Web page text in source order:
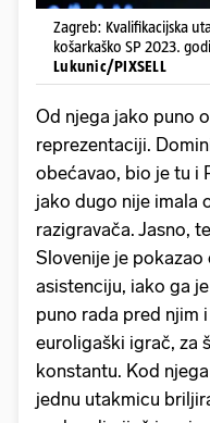
Zagreb: Kvalifikacijska
košarkaško SP 2023.
Lukunic/PIXSELL
Od njega jako puno
reprezentaciji.
obećavao, bio je tu i
jako dugo nije imala
razigravača. Jasno,
Slovenije je
asistenciju, iako ga
puno rada pred njim
euroligaški igrač, za
konstantu. Kod
jednu utakmicu